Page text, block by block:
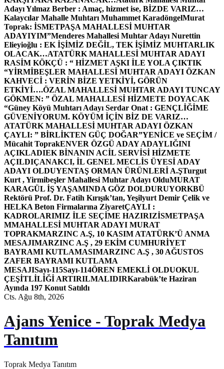
Adayı Yılmaz Berber : Amaç, hizmet ise, BİZDE VARIZ…
Kalaycılar Mahalle Muhtarı Muhammet KaradöngelMurat
Toprak: İSMETPAŞA MAHALLESİ MUHTAR
ADAYIYIM”Menderes Mahallesi Muhtar Adayı Nurettin
Elieyioğlu : EK İŞİMİZ DEĞİL, TEK İŞİMİZ MUHTARLIK
OLACAK…ATATÜRK MAHALLESİ MUHTAR ADAYI
RASİM KÖKÇÜ : “ HİZMET AŞKI İLE YOLA ÇIKTIK
“YİRMİBEŞLER MAHALLESİ MUHTAR ADAYI ÖZKAN
KAHVECİ : VERİN BİZE YETKİYİ, GÖRÜN
ETKİYİ….ÖZAL MAHALLESİ MUHTAR ADAYI TUNCAY
GÖKMEN: ” ÖZAL MAHALLESİ HİZMETE DOYACAK
“Güney Köyü Muhtarı Adayı Serdar Onat : GENÇLİĞİME
GÜVENİYORUM. KÖYÜM İÇİN BİZ DE VARIZ…
ATATÜRK MAHALLESİ MUHTAR ADAYI ÖZKAN
ÇAYLI: ” BİRLİKTEN GÜÇ DOĞAR”YENİCE ve SEÇİM /
Mücahit ToprakENVER ÖZGÜ ADAY ADAYLIĞINI
AÇIKLADIEK BİNANIN ACİL SERVİSİ HİZMETE
AÇILDIÇANAKCI, İL GENEL MECLİS ÜYESİ ADAY
ADAYI OLDUYENTAŞ ORMAN ÜRÜNLERİ A.ŞTurgut
Kurt , Yirmibeşler Mahallesi Muhtar Adayı OlduMURAT
KARAGÜL İŞ YAŞAMINDA GÖZ DOLDURUYORKBÜ
Rektörü Prof. Dr. Fatih Kırışık’tan, Yeşilyurt Demir Çelik ve
HELKA Beton Firmalarına ZiyaretÇAYLI :
KADROLARIMIZ İLE SEÇİME HAZIRIZİSMETPAŞA
MMAHALLESİ MUHTAR ADAYI MURAT
TOPRAKMARZINC A.Ş, 10 KASIM ATATÜRK’Ü ANMA
MESAJIMARZINC A.Ş , 29 EKİM CUMHURİYET
BAYRAMI KUTLAMASIMARZINC A.Ş , 30 AĞUSTOS
ZAFER BAYRAMI KUTLAMA
MESAJISayı-115Sayı-114ÖREN EMEKLİ OLDUOKUL
ÇEŞİTLİLİĞİ ARTIRILMALIDIRKarabük’te Haziran
Ayında 197 Konut Satıldı
Cts. Ağu 8th, 2026
Ajans Yenice - Toprak Medya
Tanıtım
Toprak Medya Tanıtım